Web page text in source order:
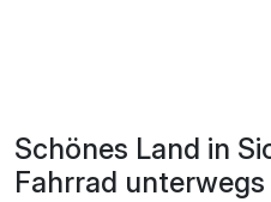
Schönes Land in
Fahrrad unterwegs